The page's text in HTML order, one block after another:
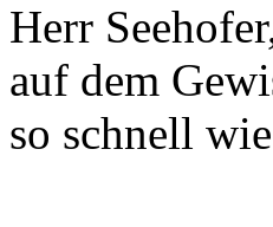
Herr
auf dem
so schnell